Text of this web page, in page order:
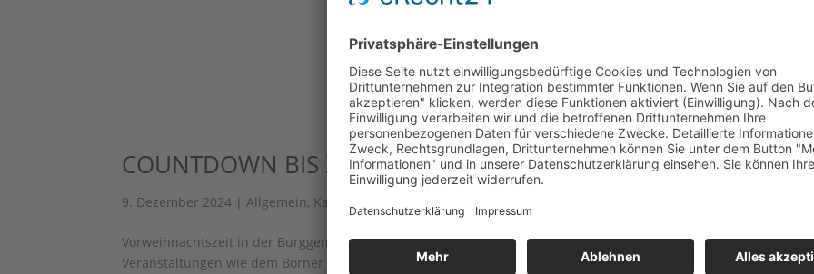
COUNTDOWN BIS ZUR BURGWEIHNACHT
9. Dezember 2024 |Allgemein, Kalender
Vorweihnachtszeit in der Burggemeinde Brüggen Die Adventszeit hat die Burggemeinde Brüggen fest im Griff:
Veranstaltungen wie dem Borner Weihnachtsdorf, der Brachter Mühlenweihnacht und dem stimmungsvollen